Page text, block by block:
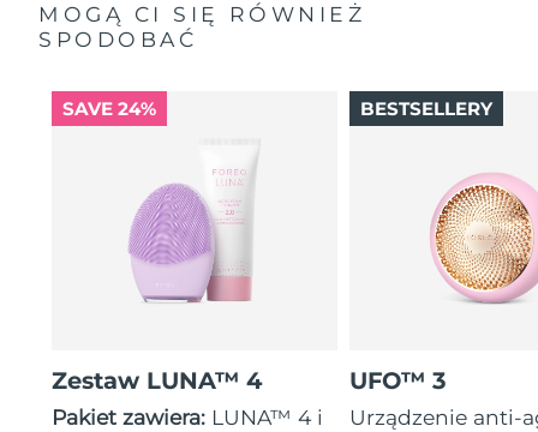
MOGĄ CI SIĘ RÓWNIEŻ
SPODOBAĆ
SAVE 24%
Zestaw LUNA™ 4
Pakiet zawiera: LUNA™ 4 i
UFO™ 3
Urządzenie anti-
BESTSELLERY